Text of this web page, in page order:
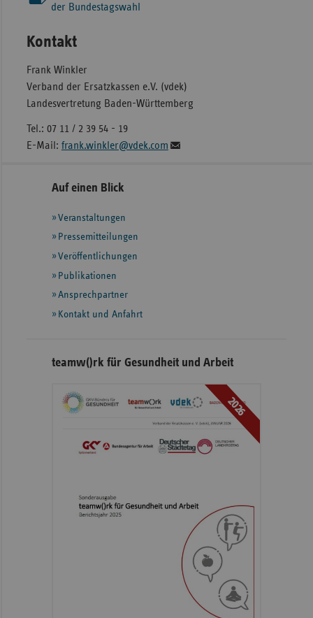
der Bundestagswahl
Kontakt
Frank Winkler
Verband der Ersatzkassen e.V. (vdek)
Landesvertretung Baden-Württemberg
Tel.: 07 11 / 2 39 54 - 19
E-Mail: frank.winkler@vdek.com
Seitennavigation
Seitenleiste
weiteren
Informationen
Auf einen Blick
Veranstaltungen
Pressemitteilungen
Veröffentlichungen
Publikationen
Ansprechpartner
Kontakt und Anfahrt
teamw()rk für Gesundheit und Arbeit
2026